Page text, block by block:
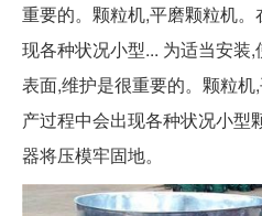
重要的。颗粒机,平磨颗粒机
现各种状况小型... 为适当安装
表面,维护是很重要的。颗粒
产过程中会出现各种状况小型
器将压模牢固地。